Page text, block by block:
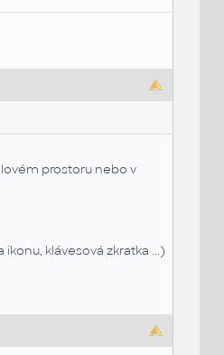
prostoru nebo v
klávesová zkratka ...)